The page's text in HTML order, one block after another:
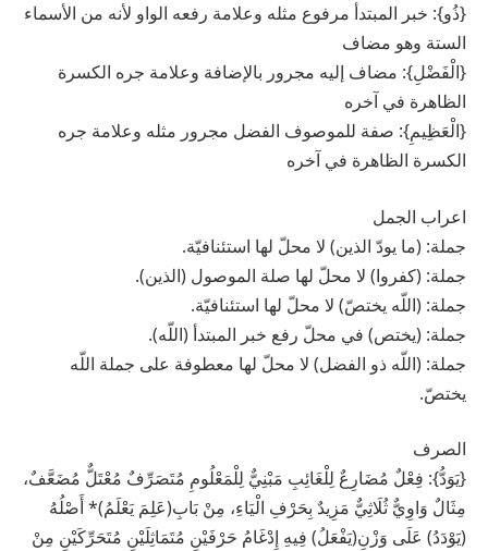
{ذُو}: خبر المبتدأ مرفوع مثله وعلامة رفعه الواو لأنه من الأسماء
الستة وهو مضاف
{الْفَضْلِ}: مضاف إليه مجرور بالإضافة وعلامة جره الكسرة
الظاهرة في آخره
{الْعَظِيمِ}: صفة للموصوف الفضل مجرور مثله وعلامة جره
الكسرة الظاهرة في آخره
اعراب الجمل
جملة: (ما يودّ الذين) لا محلّ لها استئنافيّة.
جملة: (كفروا) لا محلّ لها صلة الموصول (الذين).
جملة: (اللّه يختصّ) لا محلّ لها استئنافيّة.
جملة: (يختص) في محلّ رفع خبر المبتدأ (اللّه).
جملة: (اللّه ذو الفضل) لا محلّ لها معطوفة على جملة اللّه
يختصّ.
الصرف
{يَوَدُّ}: فِعْلٌ مُضَارِعٌ لِلْغَائِبِ مَبْنِيٌّ لِلْمَعْلُومِ مُتَصَرِّفٌ مُعْتَلٌّ مُضَعَّفٌ،
مِثَالٌ وَاوِيٌّ ثُلَاثِيٌّ مَزِيدٌ بِحَرْفِ الْيَاءِ، مِنْ بَابِ(عَلِمَ يَعْلَمُ)* أَصْلُهُ
(يَوْدَدُ) عَلَى وَزْنِ(يَفْعَلُ) فِيهِ إِدْغَامُ حَرْفَيْنِ مُتَمَاثِلَيْنِ مُتَحَرِّكَيْنِ مِنْ